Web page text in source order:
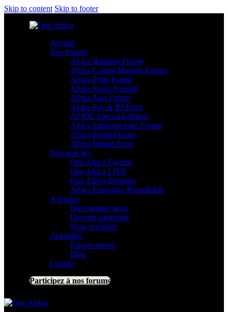
Skip to content Skip to footer
Accueil
Nos forums
Africa Banking Forum
Africa Capital Markets Forum
Africa Ports Forum
Africa Spain Summit
Africa Agri Forum
Africa Pay & ID Expo
APIDE Special Editions
Africa Infrastructures Forum
Africa Postal Forum
Africa Digital Expo
Nos activités
One Africa Forums
One Africa LIVE
One Africa Bespoke
Africa Executive Roundtable
A propos
Qui sommes nous
Devenir partenaire
Nous rejoindre
Actualités
Espace presse
Blog
Contact
Participez à nos forums